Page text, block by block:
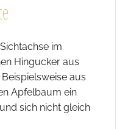
im
Hingucker aus
aus
Apfelbaum ein
sich nicht gleich